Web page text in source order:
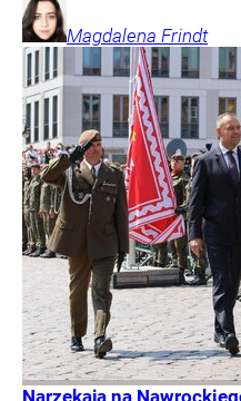
Magdalena Frindt